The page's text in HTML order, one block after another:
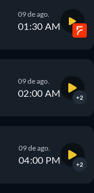
09 de ago.
01:30 AM
09 de ago.
02:00 AM +2
09 de ago.
04:00 PM +2